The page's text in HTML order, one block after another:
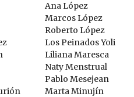
Ana López
Marcos López
Roberto López
Los Peinados Yoli
Liliana Maresca
Naty Menstrual
Pablo Mesejean
Marta Minujín